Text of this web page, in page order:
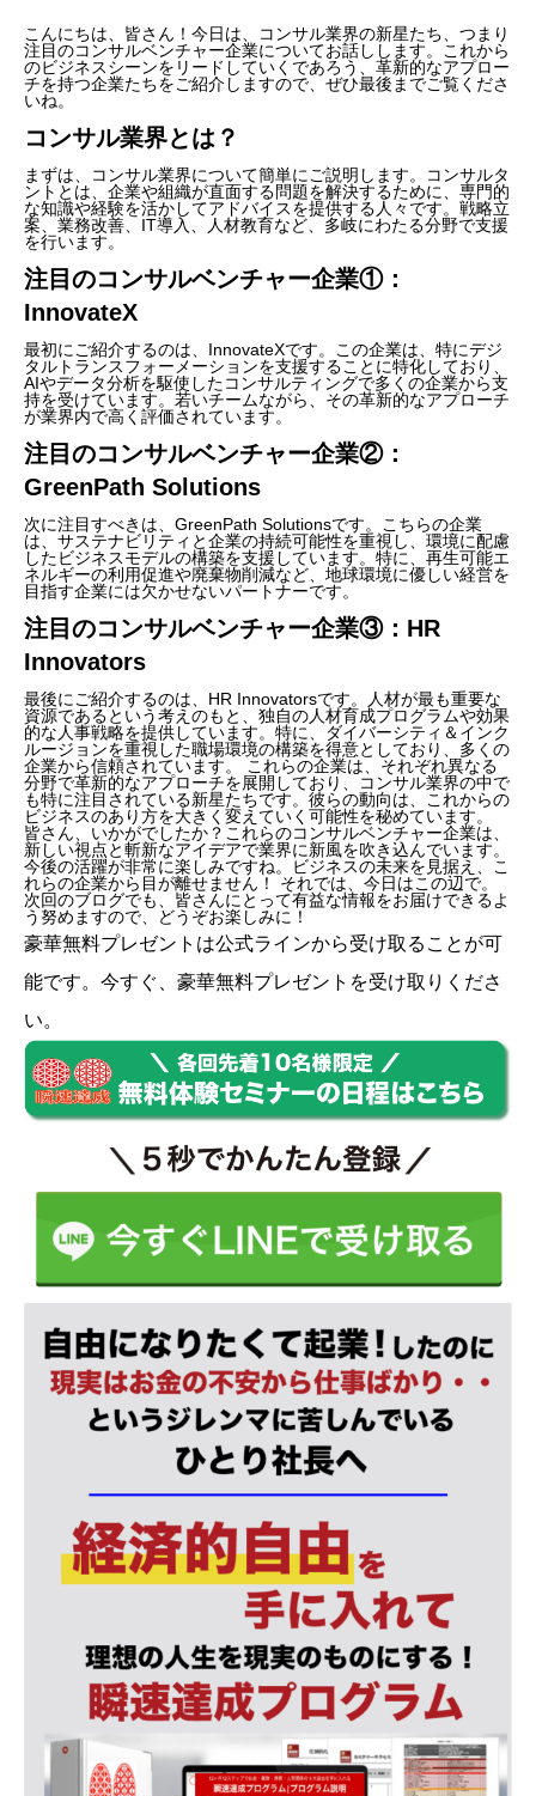
こんにちは、皆さん！今日は、コンサル業界の新星たち、つまり
注目のコンサルベンチャー企業についてお話しします。これから
のビジネスシーンをリードしていくであろう、革新的なアプロー
チを持つ企業たちをご紹介しますので、ぜひ最後までご覧くださ
いね。
コンサル業界とは？
まずは、コンサル業界について簡単にご説明します。コンサルタ
ントとは、企業や組織が直面する問題を解決するために、専門的
な知識や経験を活かしてアドバイスを提供する人々です。戦略立
案、業務改善、IT導入、人材教育など、多岐にわたる分野で支援
を行います。
注目のコンサルベンチャー企業①：
InnovateX
最初にご紹介するのは、InnovateXです。この企業は、特にデジ
タルトランスフォーメーションを支援することに特化しており、
AIやデータ分析を駆使したコンサルティングで多くの企業から支
持を受けています。若いチームながら、その革新的なアプローチ
が業界内で高く評価されています。
注目のコンサルベンチャー企業②：
GreenPath Solutions
次に注目すべきは、GreenPath Solutionsです。こちらの企業
は、サステナビリティと企業の持続可能性を重視し、環境に配慮
したビジネスモデルの構築を支援しています。特に、再生可能エ
ネルギーの利用促進や廃棄物削減など、地球環境に優しい経営を
目指す企業には欠かせないパートナーです。
注目のコンサルベンチャー企業③：HR
Innovators
最後にご紹介するのは、HR Innovatorsです。人材が最も重要な
資源であるという考えのもと、独自の人材育成プログラムや効果
的な人事戦略を提供しています。特に、ダイバーシティ＆インク
ルージョンを重視した職場環境の構築を得意としており、多くの
企業から信頼されています。 これらの企業は、それぞれ異なる
分野で革新的なアプローチを展開しており、コンサル業界の中で
も特に注目されている新星たちです。彼らの動向は、これからの
ビジネスのあり方を大きく変えていく可能性を秘めています。
皆さん、いかがでしたか？これらのコンサルベンチャー企業は、
新しい視点と斬新なアイデアで業界に新風を吹き込んでいます。
今後の活躍が非常に楽しみですね。ビジネスの未来を見据え、こ
れらの企業から目が離せません！ それでは、今日はこの辺で。
次回のブログでも、皆さんにとって有益な情報をお届けできるよ
う努めますので、どうぞお楽しみに！
豪華無料プレゼントは公式ラインから受け取ることが可
能です。今すぐ、豪華無料プレゼントを受け取りくださ
い。